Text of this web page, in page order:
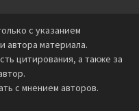
с указанием
автора материала.
цитирования, а также за
с мнением авторов.